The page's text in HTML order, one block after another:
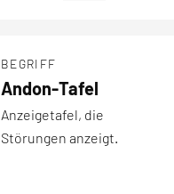
BEGRIFF
Andon-Tafel
Anzeigetafel, die
Störungen anzeigt.